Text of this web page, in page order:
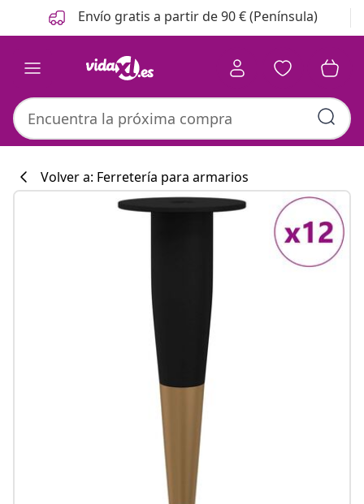
Anterior
Siguiente Envío gratis a partir de 90 € (Península)
#sharemevidaxl
Colección de
Volver a: Ferretería para armarios